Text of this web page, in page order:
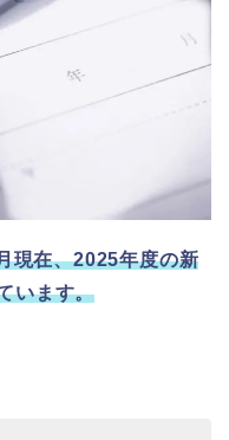
現在、2025年度の新
います。